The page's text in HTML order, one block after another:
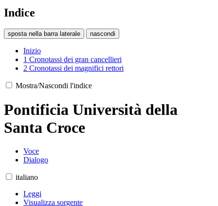
Indice
sposta nella barra laterale nascondi
Inizio
1 Cronotassi dei gran cancellieri
2 Cronotassi dei magnifici rettori
Mostra/Nascondi l'indice
Pontificia Università della
Santa Croce
Voce
Dialogo
italiano
Leggi
Visualizza sorgente